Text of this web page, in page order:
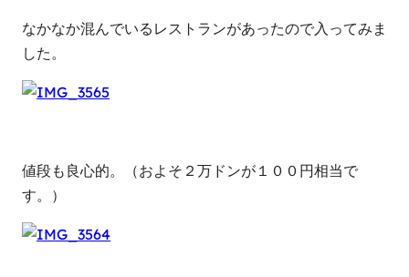
なかなか混んでいるレストランがあったので入ってみま
した。
値段も良心的。（およそ２万ドンが１００円相当で
す。）